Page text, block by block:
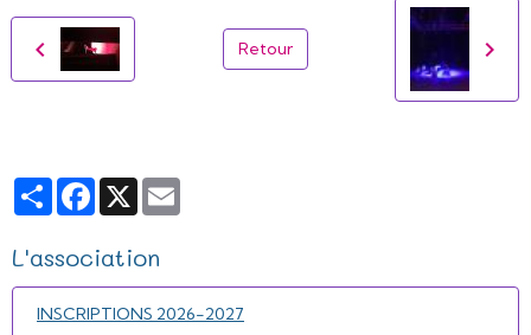
Retour
PartagerFacebook
X
L'association
INSCRIPTIONS 2026-2027